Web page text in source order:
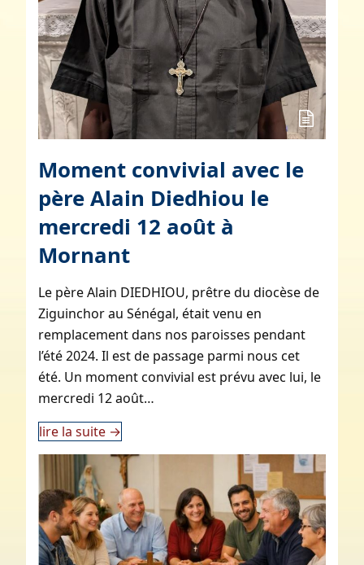
Moment convivial avec le
père Alain Diedhiou le
mercredi 12 août à
Mornant
Le père Alain DIEDHIOU, prêtre du diocèse de
Ziguinchor au Sénégal, était venu en
remplacement dans nos paroisses pendant
l’été 2024. Il est de passage parmi nous cet
été. Un moment convivial est prévu avec lui, le
mercredi 12 août…
lire la suite →